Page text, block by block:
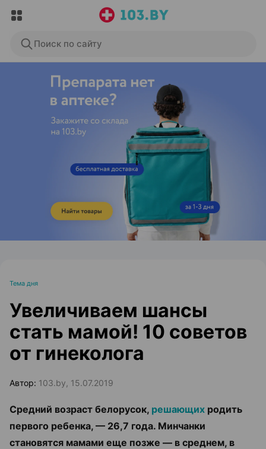
Поиск по сайту
ЭФФЕКТИВНАЯ РЕКЛАМА НА САЙТЕ
Тема дня
Увеличиваем шансы
стать мамой! 10 советов
от гинеколога
Автор: 103.by, 15.07.2019
Средний возраст белорусок, решающих родить
первого ребенка, — 26,7 года. Минчанки
становятся мамами еще позже — в среднем, в